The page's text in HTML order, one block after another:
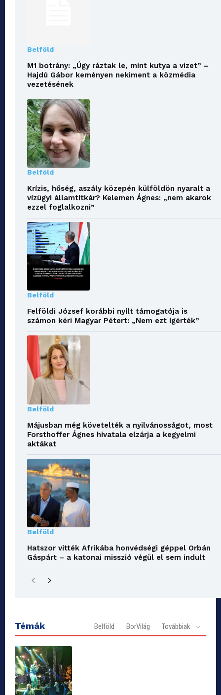
Belföld
M1 botrány: „Úgy ráztak le, mint kutya a vizet” –
Hajdú Gábor keményen nekiment a közmédia
vezetésének
Belföld
Krízis, hőség, aszály közepén külföldön nyaralt a
vízügyi államtitkár? Kelemen Ágnes: „nem akarok
ezzel foglalkozni”
Belföld
Felföldi József korábbi nyílt támogatója is
számon kéri Magyar Pétert: „Nem ezt ígérték”
Belföld
Májusban még követelték a nyilvánosságot, most
Forsthoffer Ágnes hivatala elzárja a kegyelmi
aktákat
Belföld
Hatszor vitték Afrikába honvédségi géppel Orbán
Gáspárt – a katonai misszió végül el sem indult
Témák Belföld BorVilág Továbbiak